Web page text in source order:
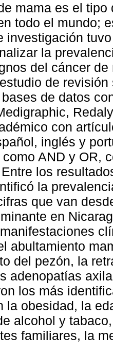
mama es el tipo
todo el mundo;
investigación
la
del cáncer de
de revisión
de datos
con
inglés y
AND y OR,
los
la
que van
en
abultamiento
del pezón, la
adenopatías
los más
la obesidad, la
alcohol y
familiares, la